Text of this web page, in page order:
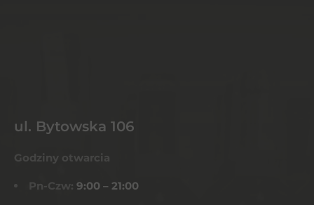
ul. Bytowska 106
Godziny otwarcia
Pn-Czw: 9:00 – 21:00